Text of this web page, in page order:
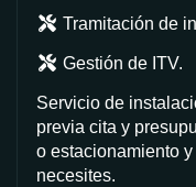
Tramitación de
Gestión de ITV.
Servicio de
previa cita y
o estacionamiento
necesites.